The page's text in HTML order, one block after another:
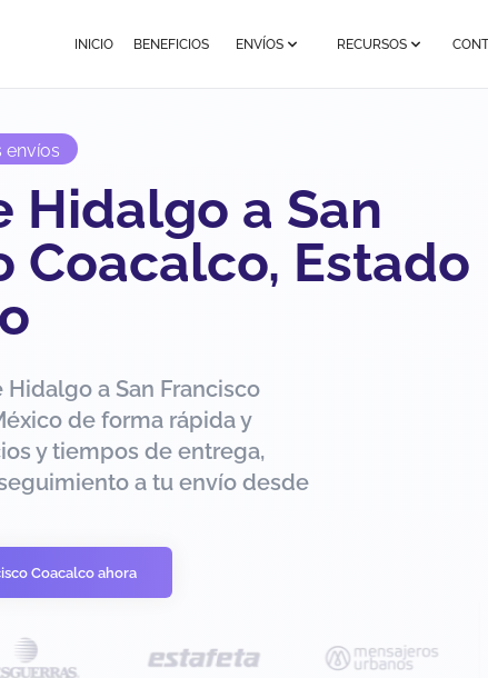
INICIO BENEFICIOS ENVÍOS RECURSOS
envíos
Hidalgo a San
Coacalco, Estado
a San Francisco
de forma rápida y
y tiempos de entrega,
a tu envío desde
Coacalco ahora